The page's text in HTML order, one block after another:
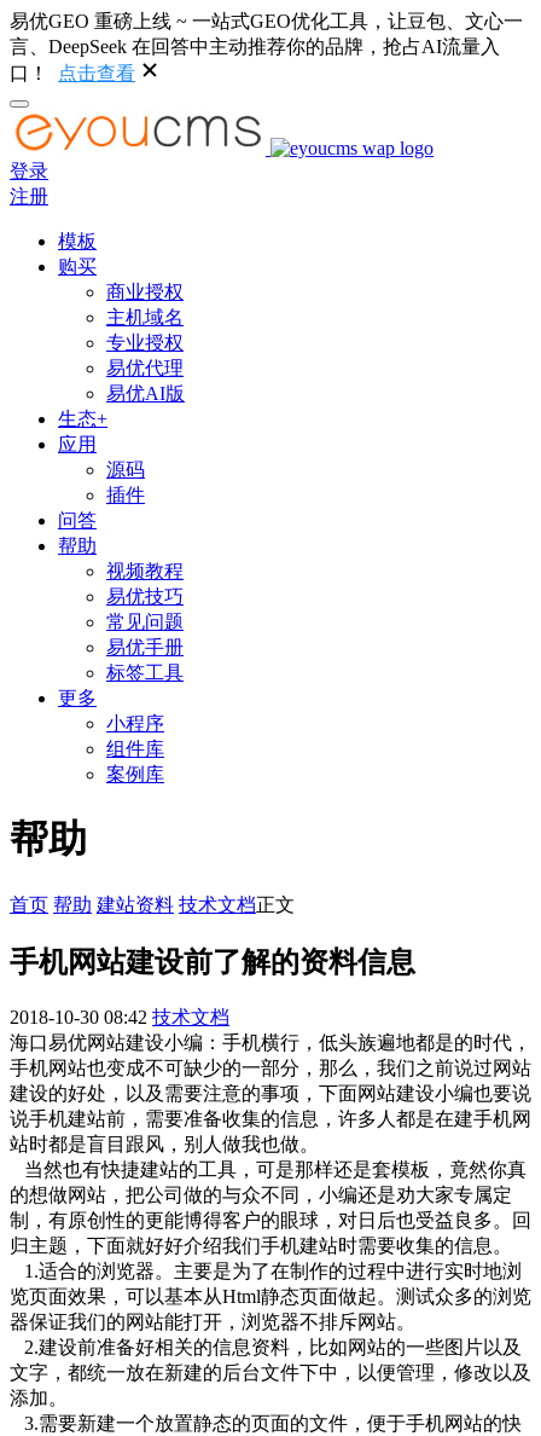
易优GEO 重磅上线 ~ 一站式GEO优化工具，让豆包、文心一
言、DeepSeek 在回答中主动推荐你的品牌，抢占AI流量入
口！
点击查看
登录
注册
模板
购买
商业授权
主机域名
专业授权
易优代理
易优AI版
生态+
应用
源码
插件
问答
帮助
视频教程
易优技巧
常见问题
易优手册
标签工具
更多
小程序
组件库
案例库
帮助
首页 帮助 建站资料 技术文档正文
手机网站建设前了解的资料信息
2018-10-30 08:42 技术文档
海口易优网站建设小编：手机横行，低头族遍地都是的时代，
手机网站也变成不可缺少的一部分，那么，我们之前说过网站
建设的好处，以及需要注意的事项，下面网站建设小编也要说
说手机建站前，需要准备收集的信息，许多人都是在建手机网
站时都是盲目跟风，别人做我也做。
当然也有快捷建站的工具，可是那样还是套模板，竟然你真
的想做网站，把公司做的与众不同，小编还是劝大家专属定
制，有原创性的更能博得客户的眼球，对日后也受益良多。回
归主题，下面就好好介绍我们手机建站时需要收集的信息。
1.适合的浏览器。主要是为了在制作的过程中进行实时地浏
览页面效果，可以基本从Html静态页面做起。测试众多的浏览
器保证我们的网站能打开，浏览器不排斥网站。
2.建设前准备好相关的信息资料，比如网站的一些图片以及
文字，都统一放在新建的后台文件下中，以便管理，修改以及
添加。
3.需要新建一个放置静态的页面的文件，便于手机网站的快